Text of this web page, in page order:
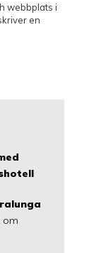
webbplats i
en
om